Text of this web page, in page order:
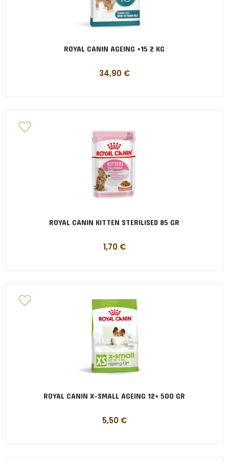
ROYAL CANIN AGEING +15 2 KG
34,90 €
ROYAL CANIN KITTEN STERILISED 85 GR
1,70 €
ROYAL CANIN X-SMALL AGEING 12+ 500 GR
5,50 €